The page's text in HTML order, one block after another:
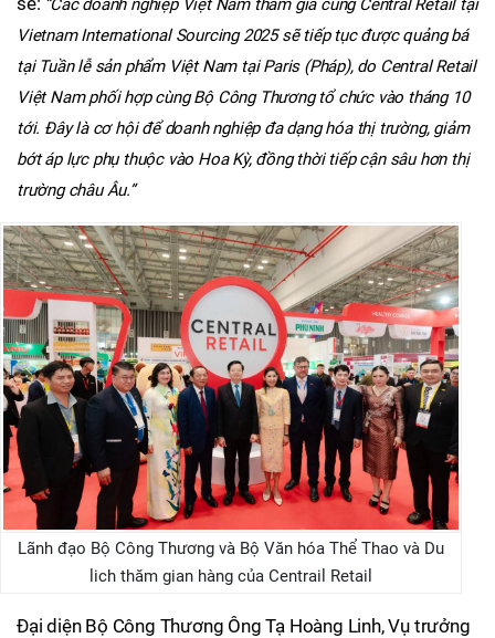
“Các doanh nghiệp Việt Nam tham gia cùng Central Retail tại
Vietnam International Sourcing 2025 sẽ tiếp tục được quảng bá
tại Tuần lễ sản phẩm Việt Nam tại Paris (Pháp), do Central Retail
Việt Nam phối hợp cùng Bộ Công Thương tổ chứcvào tháng 10
tới. Đây là cơ hội để doanh nghiệp đa dạng hóa thị trường, giảm
bớt áp lực phụ thuộc vào Hoa Kỳ, đồng thời tiếp cận sâu hơn thị
trường châu Âu.”
Lãnh đạo Bộ Công Thương và Bộ Văn hóa Thể Thao và Du
lich thăm gian hàng của Centrail Retail
Đại diện Bộ Công Thương Ông Tạ Hoàng Linh, Vụ trưởng